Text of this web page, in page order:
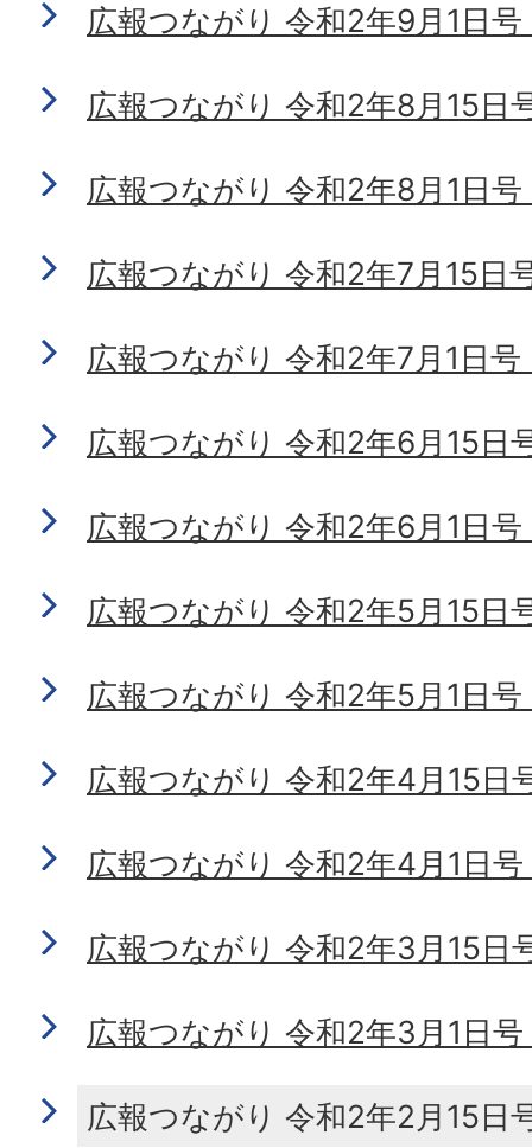
広報つながり 令和2年9月1日号
広報つながり 令和2年8月15日
広報つながり 令和2年8月1日号
広報つながり 令和2年7月15日
広報つながり 令和2年7月1日号
広報つながり 令和2年6月15日
広報つながり 令和2年6月1日号
広報つながり 令和2年5月15日
広報つながり 令和2年5月1日
広報つながり 令和2年4月15日
広報つながり 令和2年4月1日
広報つながり 令和2年3月15日
広報つながり 令和2年3月1日
広報つながり 令和2年2月15日